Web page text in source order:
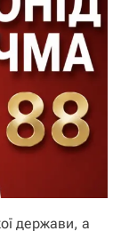
держави, а